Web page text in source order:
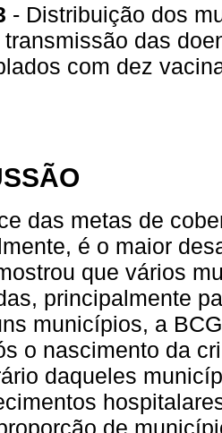
- Distribuição dos
transmissão das
com dez
das metas de
é o maior
que vários
principalmente
municípios, a
o nascimento da
daqueles
de